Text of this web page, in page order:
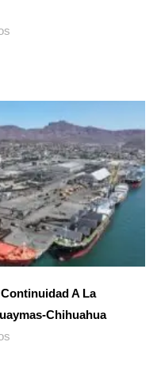
A La
Chihuahua